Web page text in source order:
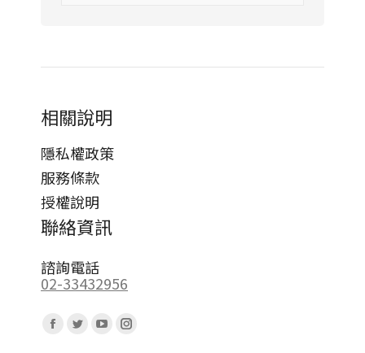
相關說明
隱私權政策
服務條款
授權說明
聯絡資訊
諮詢電話
02-33432956
Facebook
TwitterYouTubeInstagram